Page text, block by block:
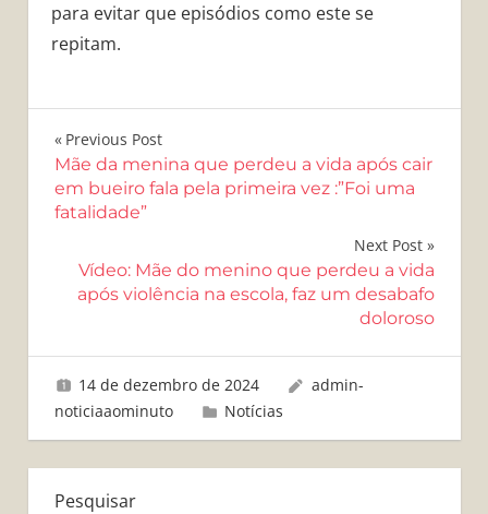
para evitar que episódios como este se
repitam.
Navegação
de
Post
Previous Post
Mãe da menina que perdeu a vida após cair
em bueiro fala pela primeira vez :”Foi uma
fatalidade”
Next Post
Vídeo: Mãe do menino que perdeu a vida
após violência na escola, faz um desabafo
doloroso
14 de dezembro de 2024
admin-
noticiaaominuto
Notícias
Pesquisar